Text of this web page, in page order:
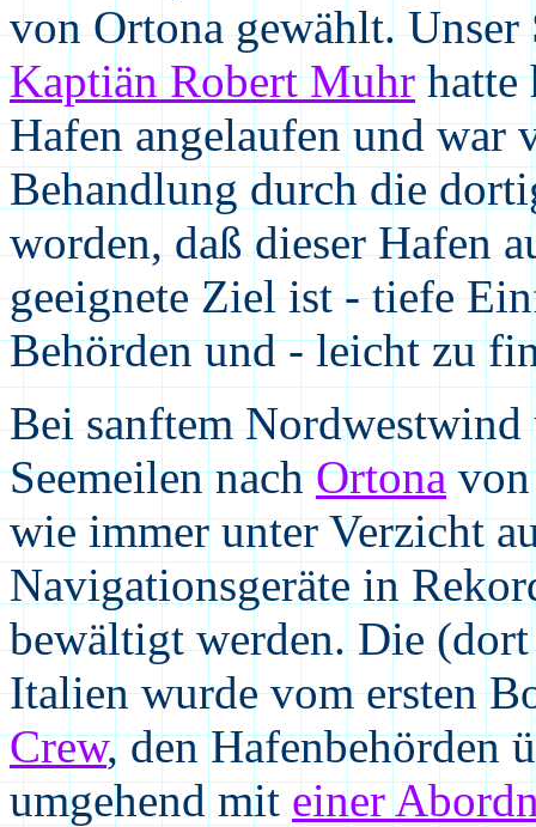
von Ortona gewählt.
Kaptiän Robert Muhrhatte
Hafen angelaufen und war
Behandlung durch die
worden, daß dieser Hafen
geeignete Ziel ist - tiefe
Behörden und - leicht zu
Bei sanftem Nordwestwind
Seemeilen nachOrtona
wie immer unter Verzicht
Navigationsgeräte in
bewältigt werden. Die
Italien wurde vom ersten
Crew, den Hafenbehörden
umgehend miteiner